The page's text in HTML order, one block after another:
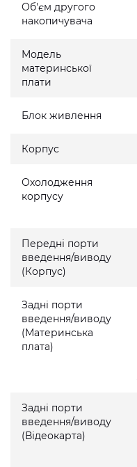
Об'єм другого
накопичувача
Модель
материнської
плати
Блок живлення
Корпус
Охолодження
корпусу
Передні порти
введення/виводу
(Корпус)
Задні порти
введення/виводу
(Материнська
плата)
Задні порти
введення/виводу
(Відеокарта)